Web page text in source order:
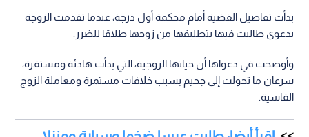
بدأت تفاصيل القضية أمام محكمة أول درجة، عندما تقدمت الزوجة
بدعوى طالبت فيها بتطليقها من زوجها طلاقا للضرر.
وأوضحت في دعواها أن حياتها الزوجية، التي بدأت هادئة ومستقرة،
سرعان ما تحولت إلى جحيم بسبب خلافات مستمرة ومعاملة الزوج
القاسية.